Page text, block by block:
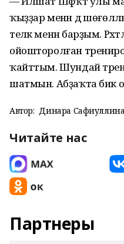
ҡыҙҙар менән дә
теләк менән барҙым.
ойошторолған
ҡайттым. Шундай
шатмын. Абҙаҡта бик
Автор: Динара Сафиуллина
Читайте нас
Партнеры